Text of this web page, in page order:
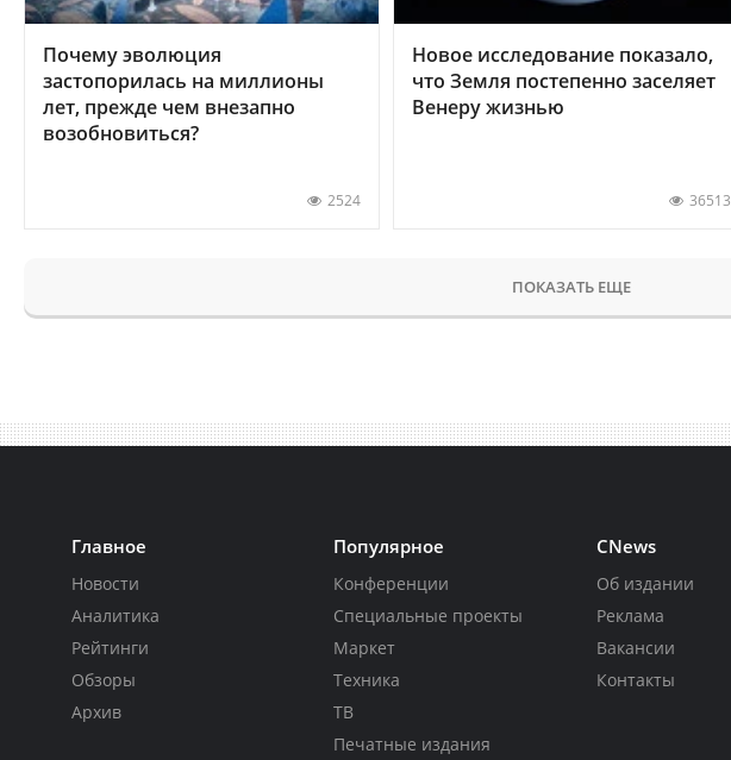
Почему эволюция
застопорилась на миллионы
лет, прежде чем внезапно
возобновиться?
2524
Новое исследование показало,
что Земля постепенно заселяет
Венеру жизнью
36513
ПОКАЗАТЬ ЕЩЕ
Главное
Новости
Аналитика
Рейтинги
Обзоры
Архив
Популярное
Конференции
Специальные проекты
Маркет
Техника
ТВ
Печатные издания
CNews
Об издании
Реклама
Вакансии
Контакты